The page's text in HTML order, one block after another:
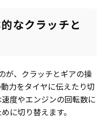
なクラッチと
が、クラッチとギアの操
力をタイヤに伝えたり切
度やエンジンの回転数に
に切り替えます。